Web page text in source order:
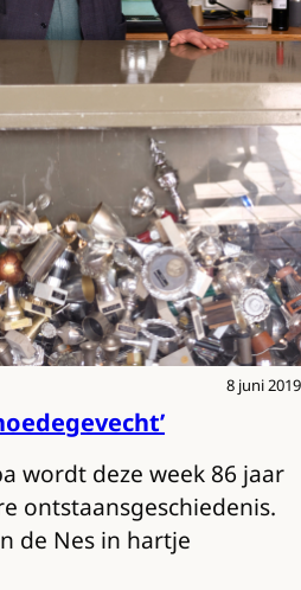
8 juni 2019
wordt deze week 86 jaar
ontstaansgeschiedenis.
de Nes in hartje